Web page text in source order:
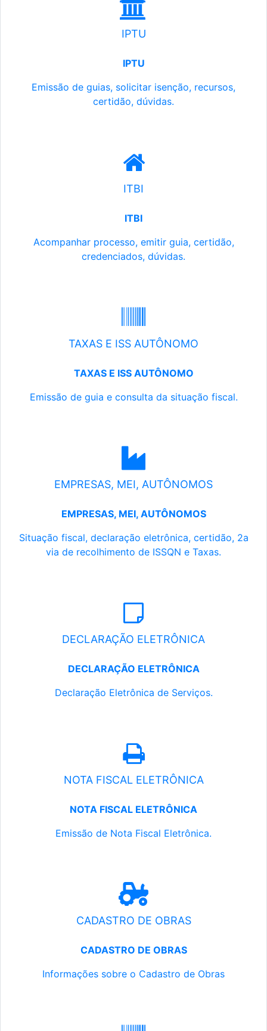
IPTU
IPTU
Emissão de guias, solicitar isenção, recursos,
certidão, dúvidas.
ITBI
ITBI
Acompanhar processo, emitir guia, certidão,
credenciados, dúvidas.
TAXAS E ISS AUTÔNOMO
TAXAS E ISS AUTÔNOMO
Emissão de guia e consulta da situação fiscal.
EMPRESAS, MEI, AUTÔNOMOS
EMPRESAS, MEI, AUTÔNOMOS
Situação fiscal, declaração eletrônica, certidão, 2a
via de recolhimento de ISSQN e Taxas.
DECLARAÇÃO ELETRÔNICA
DECLARAÇÃO ELETRÔNICA
Declaração Eletrônica de Serviços.
NOTA FISCAL ELETRÔNICA
NOTA FISCAL ELETRÔNICA
Emissão de Nota Fiscal Eletrônica.
CADASTRO DE OBRAS
CADASTRO DE OBRAS
Informações sobre o Cadastro de Obras